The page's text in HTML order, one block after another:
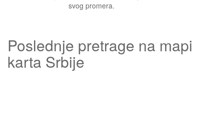
svog promera.
Poslednje pretrage na mapi
karta Srbije